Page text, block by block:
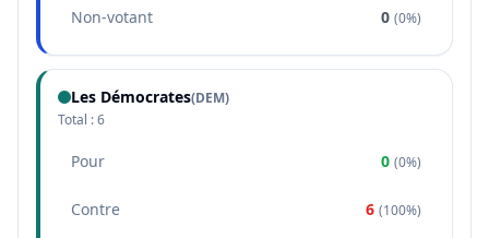
Non-votant 0 (0%)
Les Démocrates(DEM)
Total :6
Pour 0 (0%)
Contre 6 (100%)